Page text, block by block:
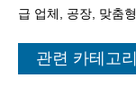
급 업체, 공장, 맞춤
관련 카테고리